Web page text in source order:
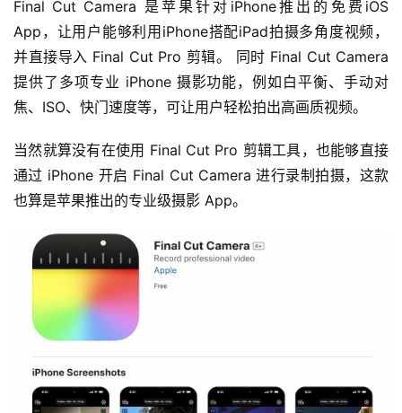
Final Cut Camera 是苹果针对iPhone推出的免费iOS
App，让用户能够利用iPhone搭配iPad拍摄多角度视频，
并直接导入 Final Cut Pro 剪辑。 同时 Final Cut Camera
提供了多项专业 iPhone 摄影功能，例如白平衡、手动对
焦、ISO、快门速度等，可让用户轻松拍出高画质视频。
当然就算没有在使用 Final Cut Pro 剪辑工具，也能够直接
通过 iPhone 开启 Final Cut Camera 进行录制拍摄，这款
也算是苹果推出的专业级摄影 App。